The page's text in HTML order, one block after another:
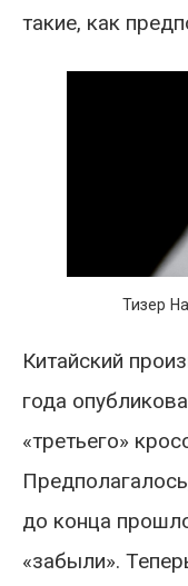
такие, как
Тизер
Китайский
года
«третьего»
до конца
«забыли».